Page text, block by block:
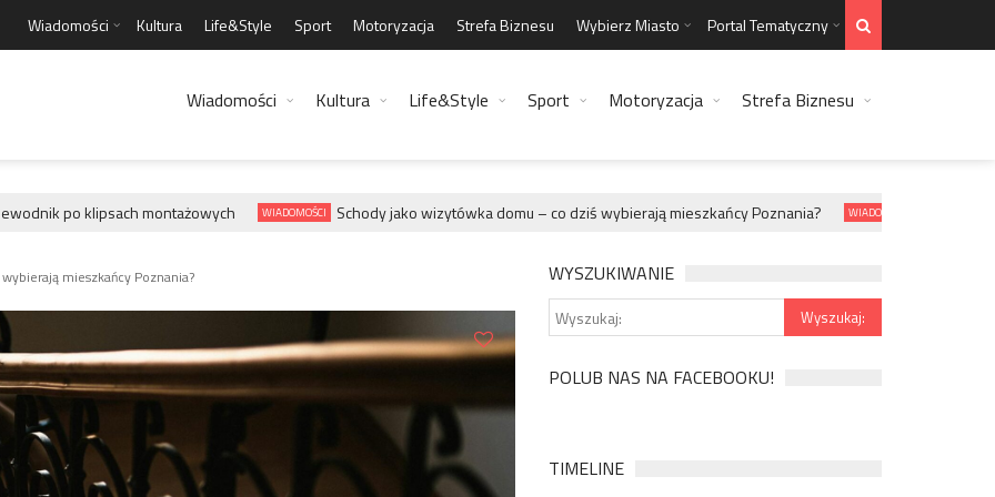
Wiadomości Kultura Life&Style Sport Motoryzacja Strefa Biznesu Wybierz Miasto Portal Tematyczny
Wiadomości Kultura Life&Style Sport Motoryzacja Strefa Biznesu
po klipsach montażowych WIADOMOŚCI Schody jako wizytówka domu – co dziś wybierają mieszkańcy Poznania? WIADOMOŚCI
mieszkańcy Poznania? WYSZUKIWANIE
POLUB NAS NA FACEBOOKU!
TIMELINE